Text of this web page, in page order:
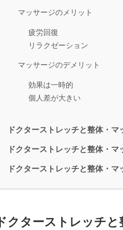
マッサージのメリット
疲労回復
リラクゼーション
マッサージのデメリット
効果は一時的
個人差が大きい
ドクターストレッチと整体・
ドクターストレッチと整体・
ドクターストレッチと整体・
ドクターストレッチ